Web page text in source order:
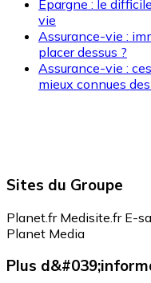
Epargne : le
vie
Assurance-vie :
placer dessus ?
Assurance-vie :
mieux connues
Sites du Groupe
Planet.fr Medisite.fr E-
Planet Media
Plus